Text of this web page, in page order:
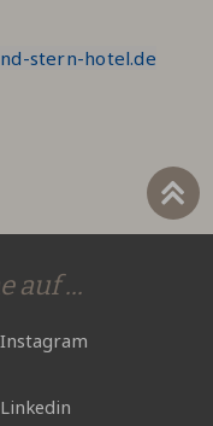
stern-hotel.de
auf ...
Instagram
Linkedin